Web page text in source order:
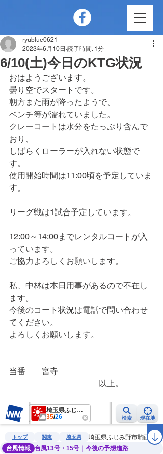
6/10(土)今日のKTG状況
ryublue0621
2023年6月10日 読了時間: 1分
おはようございます。
曇り空でスタートです。
朝方また雨が降ったようで、
ベンチ等が濡れていました。
クレーコートは水分をたっぷり含んで
おり、
しばらくローラーが入れない状態で
す。
使用開始時間は11:00頃を予定していま
す。
リーグ戦は1試合予定しています。
12:00～14:00までレンタルコートが入
っています。
ご協力よろしくお願いします。
私、中林は本日用事があるので不在し
ます。
今後のコート状況は電話で問い合わせ
てください。
よろしくお願いします。
当番　　宮寺
以上。